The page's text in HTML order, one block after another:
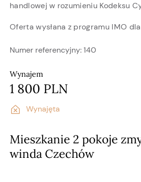
Wynajęta
Numer referencyjny:140
Mieszkanie 2 pokoje
winda Czechów
Wynajem
1 800 PLN
handlowej w rozumieniu Kodeksu
Oferta wysłana z programu IMO